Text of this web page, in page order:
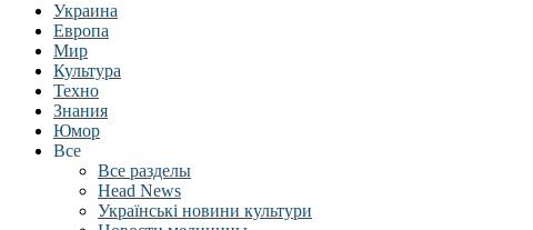
Украина
Европа
Мир
Культура
Техно
Знания
Юмор
Все
Все разделы
Head News
Українські новини культури